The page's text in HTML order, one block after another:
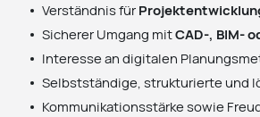
Verständnis für
Sicherer Umgang mitCAD-, BIM-
Interesse an digitalen
Selbstständige, strukturierte und
Kommunikationsstärke sowie